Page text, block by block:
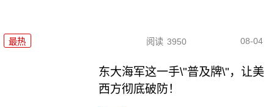
最热 阅读 3950 08-04
东大海军这一手\"普及牌\"，让美
西方彻底破防！